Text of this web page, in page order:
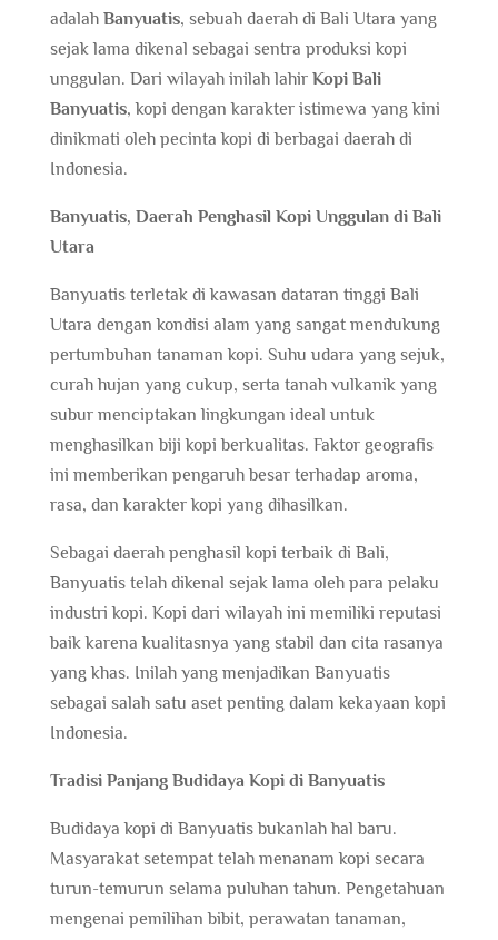
adalah Banyuatis, sebuah daerah di Bali Utara yang
sejak lama dikenal sebagai sentra produksi kopi
unggulan. Dari wilayah inilah lahir Kopi Bali
Banyuatis, kopi dengan karakter istimewa yang kini
dinikmati oleh pecinta kopi di berbagai daerah di
Indonesia.
Banyuatis, Daerah Penghasil Kopi Unggulan di Bali
Utara
Banyuatis terletak di kawasan dataran tinggi Bali
Utara dengan kondisi alam yang sangat mendukung
pertumbuhan tanaman kopi. Suhu udara yang sejuk,
curah hujan yang cukup, serta tanah vulkanik yang
subur menciptakan lingkungan ideal untuk
menghasilkan biji kopi berkualitas. Faktor geografis
ini memberikan pengaruh besar terhadap aroma,
rasa, dan karakter kopi yang dihasilkan.
Sebagai daerah penghasil kopi terbaik di Bali,
Banyuatis telah dikenal sejak lama oleh para pelaku
industri kopi. Kopi dari wilayah ini memiliki reputasi
baik karena kualitasnya yang stabil dan cita rasanya
yang khas. Inilah yang menjadikan Banyuatis
sebagai salah satu aset penting dalam kekayaan kopi
Indonesia.
Tradisi Panjang Budidaya Kopi di Banyuatis
Budidaya kopi di Banyuatis bukanlah hal baru.
Masyarakat setempat telah menanam kopi secara
turun-temurun selama puluhan tahun. Pengetahuan
mengenai pemilihan bibit, perawatan tanaman,